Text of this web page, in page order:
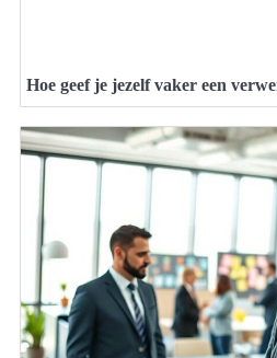
Hoe geef je jezelf vaker een